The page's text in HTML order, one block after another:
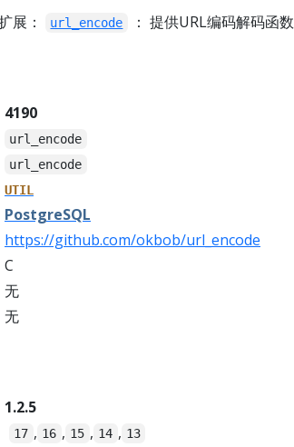
展： url_encode ： 提供URL编码解码函数
4190
url_encode
url_encode
UTIL
PostgreSQL
https://github.com/okbob/url_encode
无
无
1.2.5
17 , 16 , 15 , 14 , 13